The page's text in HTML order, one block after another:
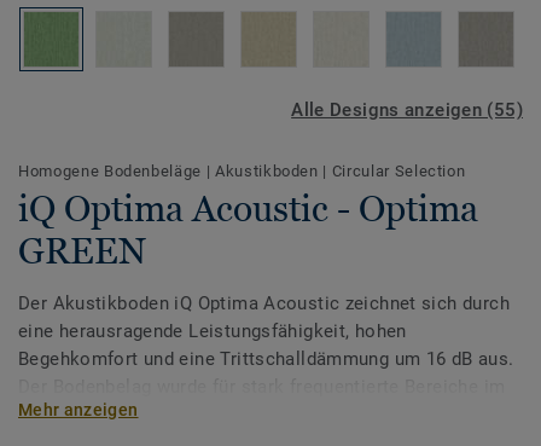
Alle Designs anzeigen (55)
Homogene Bodenbeläge | Akustikboden | Circular Selection
iQ Optima Acoustic - Optima
GREEN
Der Akustikboden iQ Optima Acoustic zeichnet sich durch
eine herausragende Leistungsfähigkeit, hohen
Begehkomfort und eine Trittschalldämmung um 16 dB aus.
Bildungs- und Gesundheitswesen entwickelt und sorgt für
Mehr anzeigen